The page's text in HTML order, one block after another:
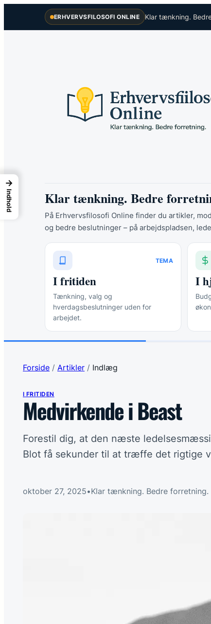
ERHVERVSFILOSOFI ONLINE Klar tænkning.
Klar tænkning. Bedre
På Erhvervsfilosofi Online finder du artikler,
og bedre beslutninger – på arbejdspladsen,
TEMA
I fritiden
Tænkning, valg og
hverdagsbeslutninger uden for
arbejdet.
I
Forside / Artikler / Indlæg
I FRITIDEN
Medvirkende i Beast
Forestil dig, at den næste
Blot få sekunder til at træffe det rigtige
oktober 27, 2025•Klar tænkning. Bedre forretning.
→
Indhold